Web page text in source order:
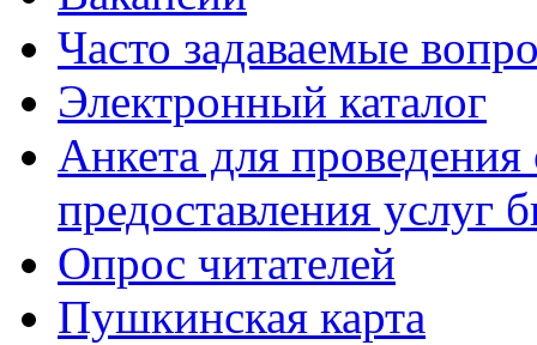
Часто задаваемые
Электронный каталог
Анкета для проведения
предоставления услуг
Опрос читателей
Пушкинская карта